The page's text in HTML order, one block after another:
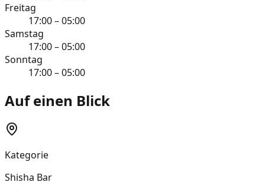
Freitag
17:00 – 05:00
Samstag
17:00 – 05:00
Sonntag
17:00 – 05:00
Auf einen Blick
Kategorie
Shisha Bar